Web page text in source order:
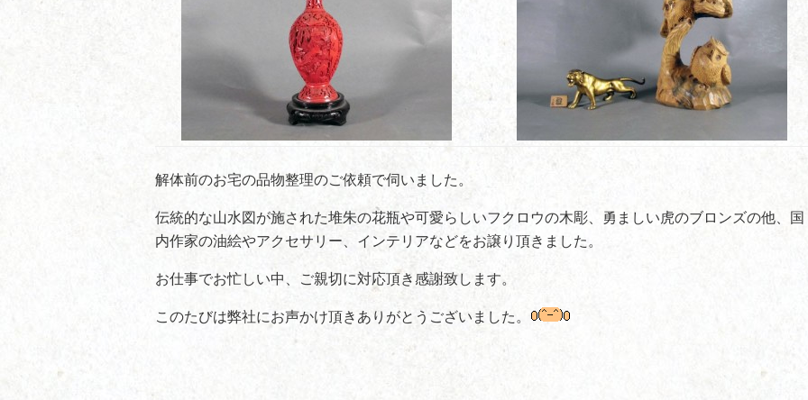
解体前のお宅の品物整理のご依頼で伺いました。
伝統的な山水図が施された堆朱の花瓶や可愛らしいフクロウの木彫、勇ましい虎のブロンズの他、国
内作家の油絵やアクセサリー、インテリアなどをお譲り頂きました。
お仕事でお忙しい中、ご親切に対応頂き感謝致します。
このたびは弊社にお声かけ頂きありがとうございました。